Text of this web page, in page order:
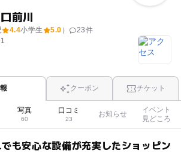
前川
4.4小学生 5.0 ） 23件
クーポン チケット
写真
60
口コミ
23
お知らせ
イベント
見どころ
も安心な設備が充実したショッピン